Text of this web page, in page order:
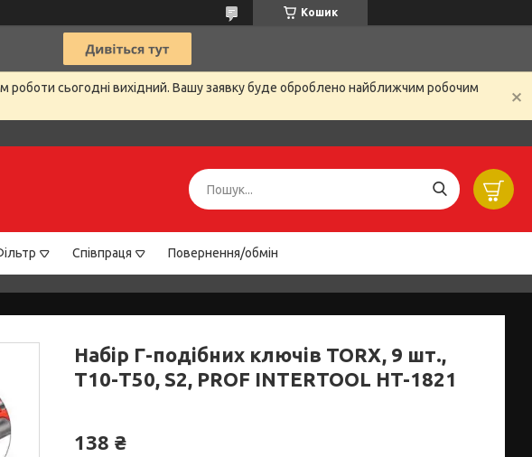
Кошик
роботи сьогодні вихідний. Вашу заявку буде оброблено найближчим робочим
Співпраця Повернення/обмін
Набір Г-подібних ключів TORX, 9 шт.,
Т10-Т50, S2, PROF INTERTOOL HT-1821
138 ₴